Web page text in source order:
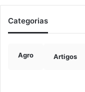
Categorias
Agro Artigos